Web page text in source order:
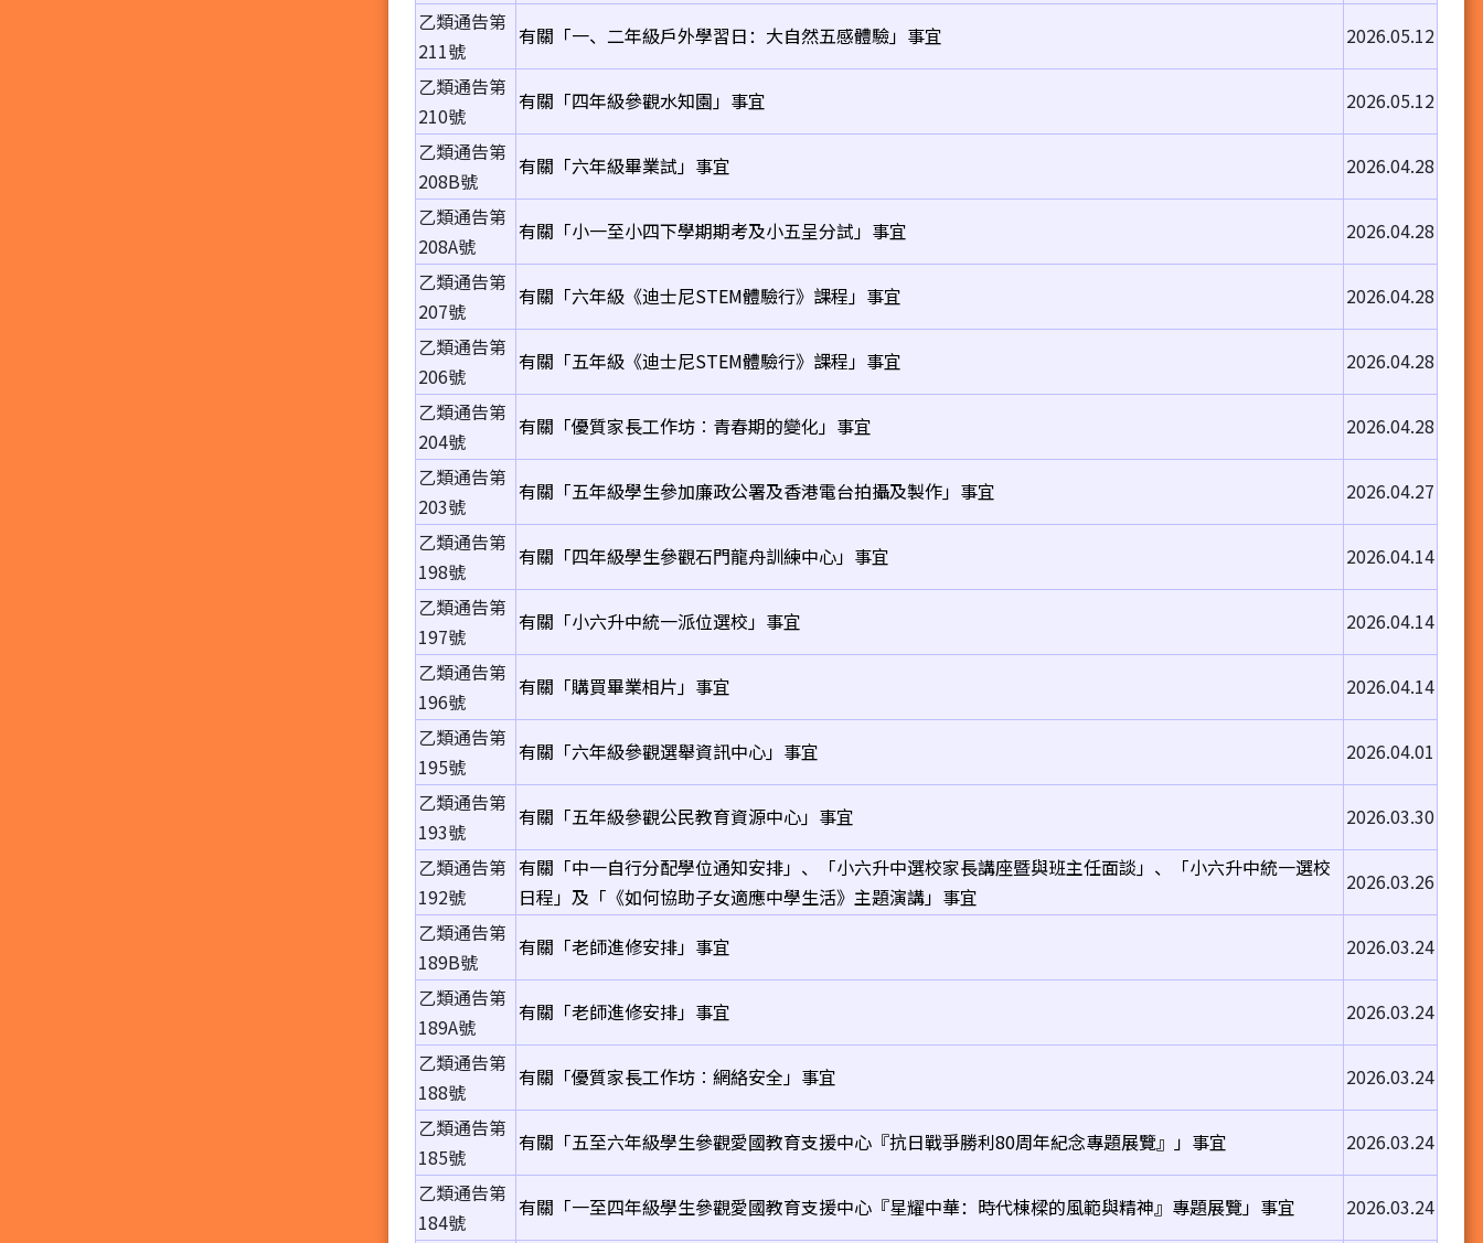
乙類通告第
211號
有關「一、二年級戶外學習日：大自然五感體驗」事宜
2026.05.12
乙類通告第
210號
有關「四年級參觀水知園」事宜
2026.05.12
乙類通告第
208B號
有關「六年級畢業試」事宜
2026.04.28
乙類通告第
208A號
有關「小一至小四下學期期考及小五呈分試」事宜
2026.04.28
乙類通告第
207號
有關「六年級《迪士尼STEM體驗行》課程」事宜
2026.04.28
乙類通告第
206號
有關「五年級《迪士尼STEM體驗行》課程」事宜
2026.04.28
乙類通告第
204號
有關「優質家長工作坊︰青春期的變化」事宜
2026.04.28
乙類通告第
203號
有關「五年級學生參加廉政公署及香港電台拍攝及製作」事宜
2026.04.27
乙類通告第
198號
有關「四年級學生參觀石門龍舟訓練中心」事宜
2026.04.14
乙類通告第
197號
有關「小六升中統一派位選校」事宜
2026.04.14
乙類通告第
196號
有關「購買畢業相片」事宜
2026.04.14
乙類通告第
195號
有關「六年級參觀選舉資訊中心」事宜
2026.04.01
乙類通告第
193號
有關「五年級參觀公民教育資源中心」事宜
2026.03.30
乙類通告第
192號
有關「中一自行分配學位通知安排」、「小六升中選校家長講座暨與班主任面談」、「小六升中統一選校
日程」及「《如何協助子女適應中學生活》主題演講」事宜
2026.03.26
乙類通告第
189B號
有關「老師進修安排」事宜
2026.03.24
乙類通告第
189A號
有關「老師進修安排」事宜
2026.03.24
乙類通告第
188號
有關「優質家長工作坊︰網絡安全」事宜
2026.03.24
乙類通告第
185號
有關「五至六年級學生參觀愛國教育支援中心『抗日戰爭勝利80周年紀念專題展覽』」事宜
2026.03.24
乙類通告第
184號
有關「一至四年級學生參觀愛國教育支援中心『星耀中華：時代棟樑的風範與精神』專題展覽」事宜
2026.03.24